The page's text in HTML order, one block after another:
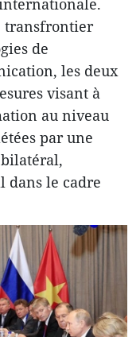
transfrontier
de
les deux
visant à
au niveau
par une
dans le cadre